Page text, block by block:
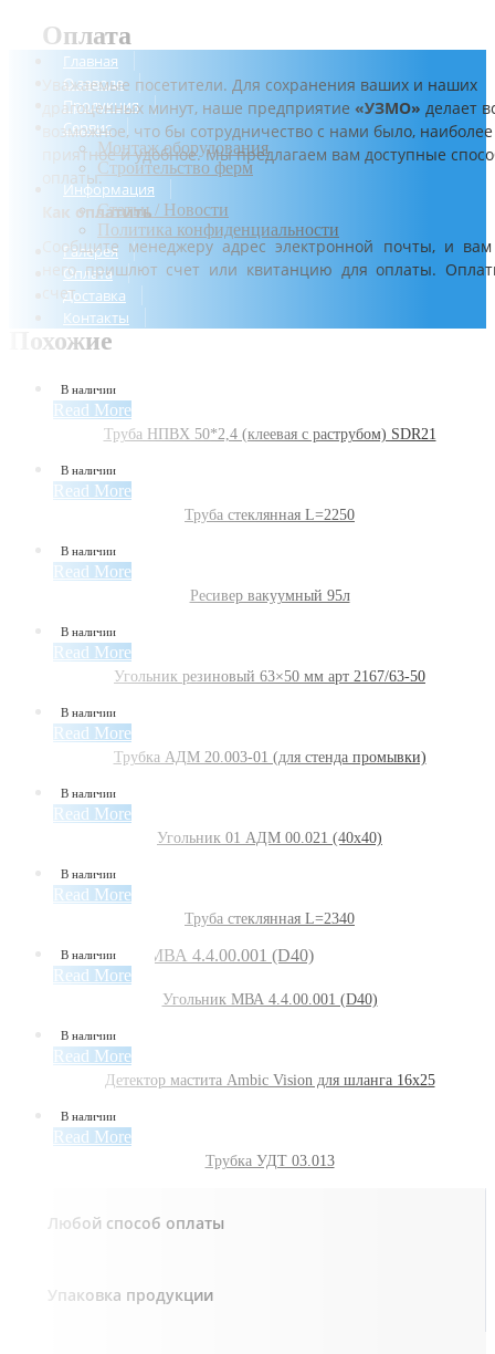
Главная
О заводе
Продукция
Сервис
Монтаж оборудования
Строительство ферм
Информация
Статьи / Новости
Политика конфиденциальности
Галерея
Оплата
Доставка
Контакты
Оплата
Уважаемые посетители. Для сохранения ваших и наших
драгоценных минут, наше предприятие «УЗМО» делает
возможное, что бы сотрудничество с нами было, наиболее
приятное и удобное. Мы предлагаем вам доступные
оплаты.
Как оплатить
Сообщите менеджеру адрес электронной почты, и
него пришлют счет или квитанцию для оплаты.
счет.
Похожие
В наличии
Read More
Труба НПВХ 50*2,4 (клеевая с раструбом) SDR21
В наличии
Read More
Труба стеклянная L=2250
В наличии
Read More
Ресивер вакуумный 95л
В наличии
Read More
Угольник резиновый 63×50 мм арт 2167/63-50
В наличии
Read More
Трубка АДМ 20.003-01 (для стенда промывки)
В наличии
Read More
Угольник 01 АДМ 00.021 (40х40)
В наличии
Read More
Труба стеклянная L=2340
В наличии
Read More
Угольник МВА 4.4.00.001 (D40)
В наличии
Read More
Детектор мастита Ambic Vision для шланга 16х25
В наличии
Read More
Трубка УДТ 03.013
Любой способ оплаты
Упаковка продукции